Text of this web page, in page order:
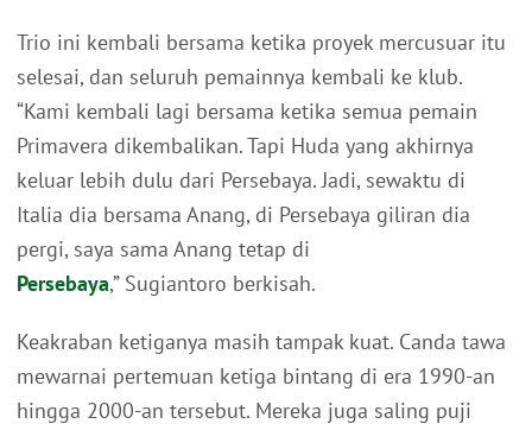
Trio ini kembali bersama ketika proyek mercusuar itu
selesai, dan seluruh pemainnya kembali ke klub.
“Kami kembali lagi bersama ketika semua pemain
Primavera dikembalikan. Tapi Huda yang akhirnya
keluar lebih dulu dari Persebaya. Jadi, sewaktu di
Italia dia bersama Anang, di Persebaya giliran dia
pergi, saya sama Anang tetap di
Persebaya,” Sugiantoro berkisah.
Keakraban ketiganya masih tampak kuat. Canda tawa
mewarnai pertemuan ketiga bintang di era 1990-an
hingga 2000-an tersebut. Mereka juga saling puji